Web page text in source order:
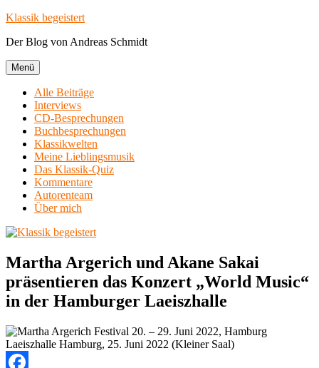
Zum
springen
Klassik begeistert
Der Blog von Andreas Schmidt
Menü
Alle Beiträge
Interviews
CD-Besprechungen
Buchbesprechungen
Klassikwelten
Meine Lieblingsmusik
Das Klassik-Quiz
Kommentare
Autorenteam
Über mich
Martha Argerich und Akane Sakai
präsentieren das Konzert „World Music“
in der Hamburger Laeiszhalle